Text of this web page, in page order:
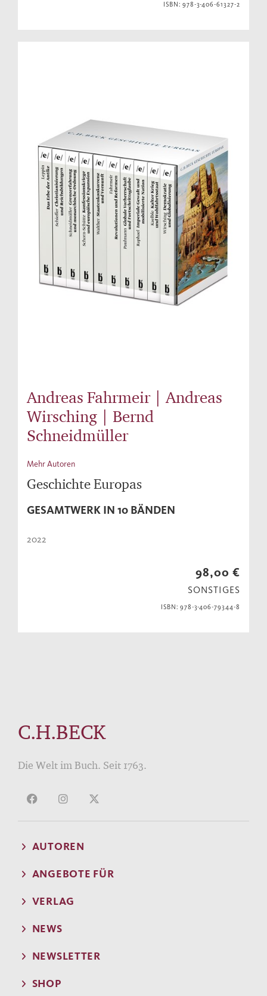
ISBN: 978-3-406-61327-2
Andreas Fahrmeir | Andreas
Wirsching | Bernd
Schneidmüller
Mehr Autoren
Geschichte Europas
GESAMTWERK IN 10 BÄNDEN
2022
98,00 €
SONSTIGES
ISBN: 978-3-406-79344-8
C.H.BECK
Die Welt im Buch. Seit 1763.
AUTOREN
ANGEBOTE FÜR
VERLAG
NEWS
NEWSLETTER
SHOP